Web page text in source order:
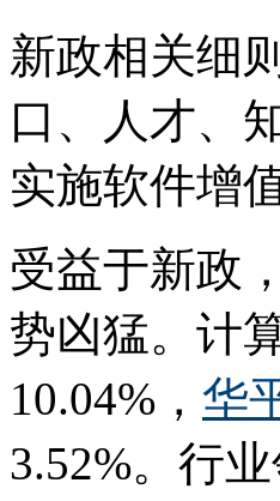
新政相关细
口、人才、
实施软件增
受益于新政
势凶猛。计
10.04%， 华
3.52%。行